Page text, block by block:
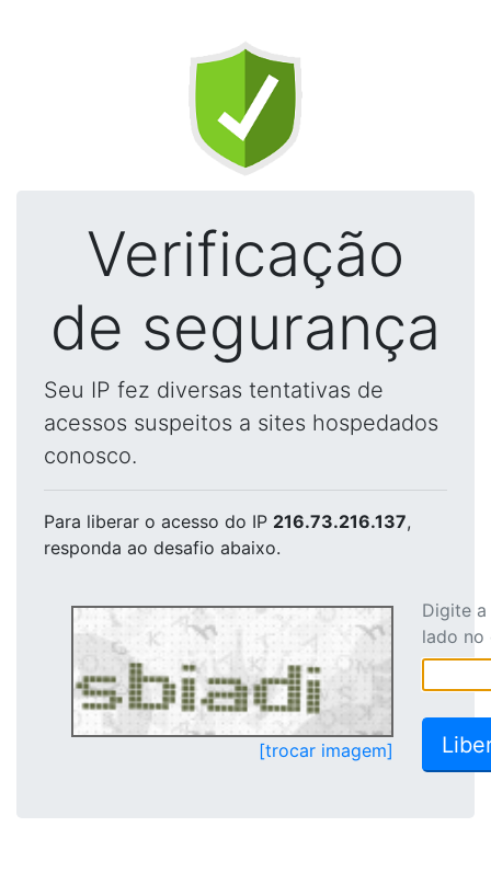
Verificação
de segurança
Seu IP fez diversas tentativas de
acessos suspeitos a sites hospedados
conosco.
Para liberar o acesso do IP 216.73.216.137,
responda ao desafio abaixo.
[trocar imagem]
Digite
lado no